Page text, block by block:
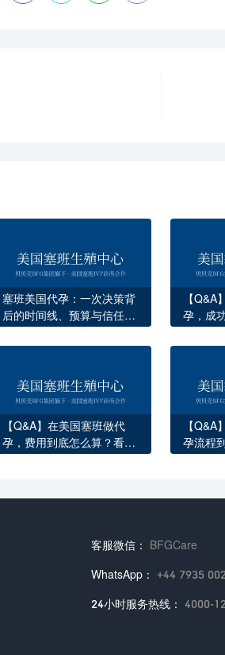
塞班美国代孕：一次决策背
后的时间线、预算与信任重
【Q&A
孕，成
【Q&A】在美国塞班做代
孕，费用到底怎么算？看完
【
孕流程
客服微信： BFGCare
WhatsApp： +44 7935
24小时服务热线： 4000-